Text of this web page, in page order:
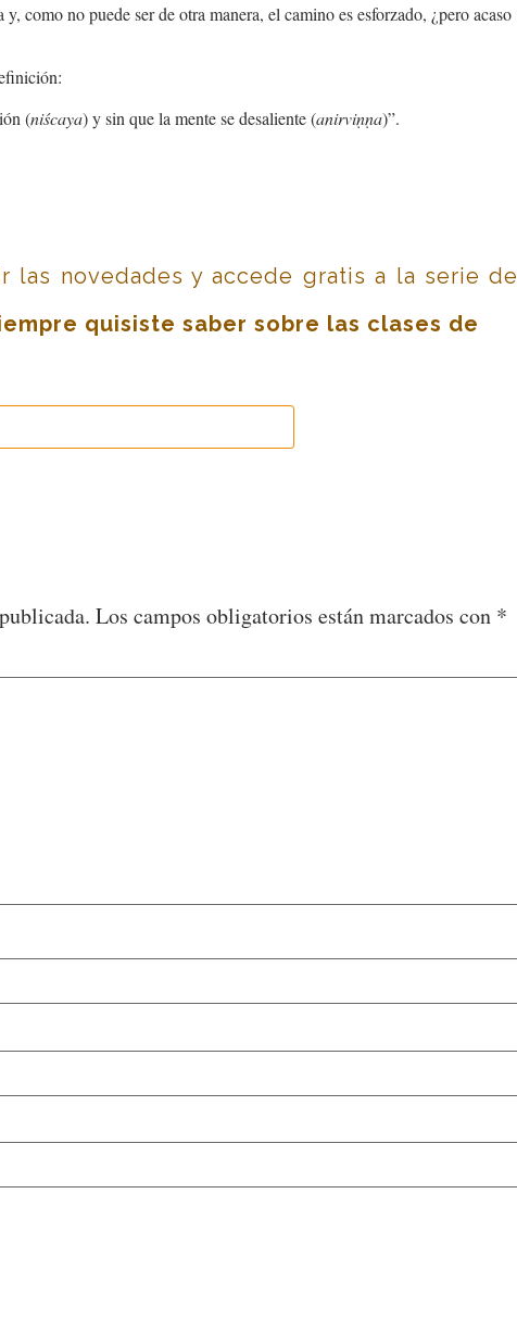
como no puede ser de otra manera, el camino es esforzado, ¿pero acaso
(niścaya) y sin que la mente se desaliente (anirviṇṇa)”.
las novedades y accede gratis a la serie de
quisiste saber sobre las clases de
Los campos obligatorios están marcados con *